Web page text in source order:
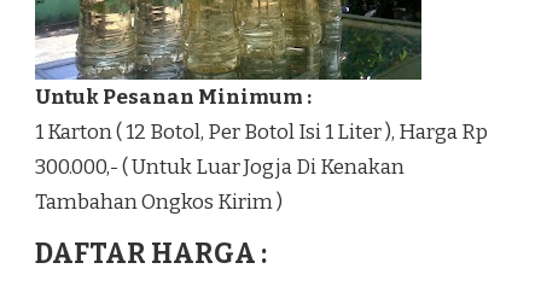
Untuk Pesanan Minimum :
1 Karton ( 12 Botol, Per Botol Isi 1 Liter ), Harga Rp
300.000,- ( Untuk Luar Jogja Di Kenakan
Tambahan Ongkos Kirim )
DAFTAR HARGA :